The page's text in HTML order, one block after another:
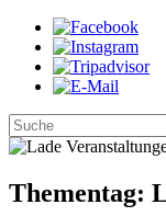
Thementag: